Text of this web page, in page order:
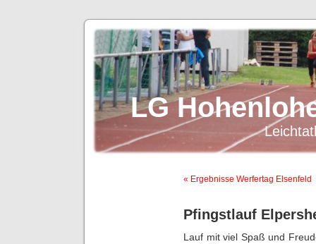
LG
« Ergebnisse Werfertag Elsenfeld
Pfingstlauf
Lauf mit viel Spaß und